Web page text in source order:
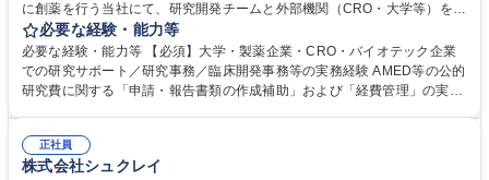
に創薬を行う当社にて、研究開発チームと外部機関（CRO・大学等）をつ
なぐハブとして、契約・発注・予算管理などの研究事務全般をお任せしま
す。 ■見積取得、発注、検収、請求処理等の事務手続き ■委託先との定例
会議の調整・アジェンダ準備・議事録作成 ■研究報告書、試験関連資料、
SOP等の整備・版管理・保管 ■研究開発の進捗・タイムライン・予算執行
集職種 研究事務【フルリモート・時短勤務可】
必要な経験・能力等
必要な経験・能力等 【必須】大学・製薬企業・CRO・バイオテック企業
での研究サポート／研究事務／臨床開発事務等の実務経験 AMED等の公的
研究費に関する「申請・報告書類の作成補助」および「経費管理」の実務
き方について】フルリモートやハイブリッド勤務、時短勤務など個々のラ
イフスタイルに応じた柔軟な働き方が可能です。育児や介護との両立も応
正社員
株式会社シュクレイ